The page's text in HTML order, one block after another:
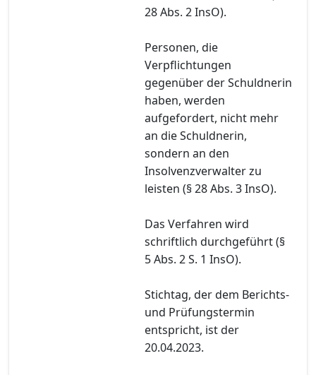
28 Abs. 2 InsO).
Personen, die
Verpflichtungen
gegenüber der Schuldnerin
haben, werden
aufgefordert, nicht mehr
an die Schuldnerin,
sondern an den
Insolvenzverwalter zu
leisten (§ 28 Abs. 3 InsO).
Das Verfahren wird
schriftlich durchgeführt (§
5 Abs. 2 S. 1 InsO).
Stichtag, der dem Berichts-
und Prüfungstermin
entspricht, ist der
20.04.2023.